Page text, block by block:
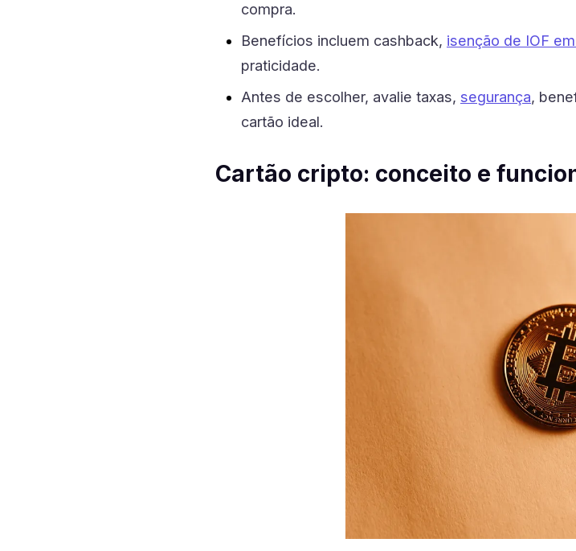
compra.
Benefícios incluem cashback, isenção de IOF
praticidade.
Antes de escolher, avalie taxas, segurança,
cartão ideal.
Cartão cripto: conceito e